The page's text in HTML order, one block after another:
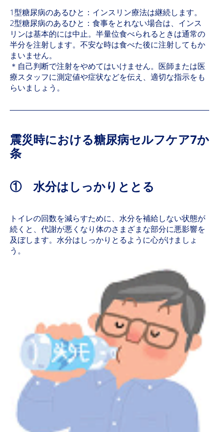
1型糖尿病のあるひと：インスリン療法は継続します。
2型糖尿病のあるひと：食事をとれない場合は、インス
リンは基本的には中止。半量位食べられるときは通常の
半分を注射します。不安な時は食べた後に注射してもか
まいません。
＊自己判断で注射をやめてはいけません。医師または医
療スタッフに測定値や症状などを伝え、適切な指示をも
らいましょう。
震災時における糖尿病セルフケア7か
条
① 水分はしっかりととる
トイレの回数を減らすために、水分を補給しない状態が
続くと、代謝が悪くなり体のさまざまな部分に悪影響を
及ぼします。水分はしっかりとるように心がけましょ
う。